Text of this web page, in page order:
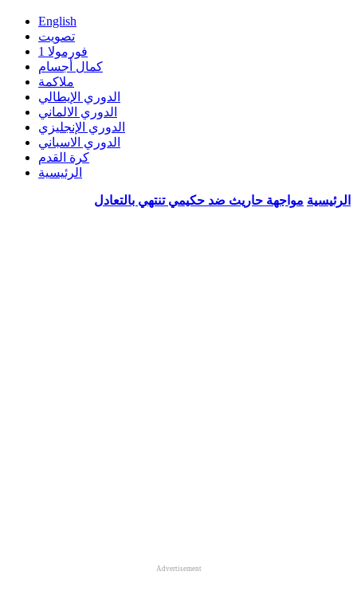
English
تصويت
فورمولا 1
كمال أجسام
ملاكمة
الدوري الإيطالي
الدوري الالماني
الدوري الإنجليزي
الدوري الاسباني
كرة القدم
الرئيسية
الرئيسية مواجهة حاريث ضد حكيمي تنتهي بالتعادل
Advertisement